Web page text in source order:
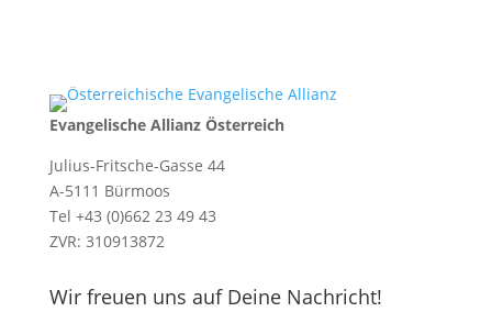
Evangelische Allianz Österreich
Julius-Fritsche-Gasse 44
A-5111 Bürmoos
Tel +43 (0)662 23 49 43
ZVR: 310913872
Wir freuen uns auf Deine Nachricht!